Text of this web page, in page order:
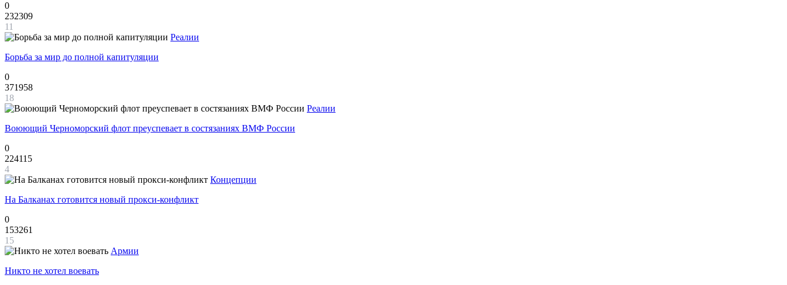
0
232309
11
Реалии
Борьба за мир до полной капитуляции
0
371958
18
Реалии
Воюющий Черноморский флот преуспевает в состязаниях ВМФ России
0
224115
4
Концепции
На Балканах готовится новый прокси-конфликт
0
153261
15
Армии
Никто не хотел воевать